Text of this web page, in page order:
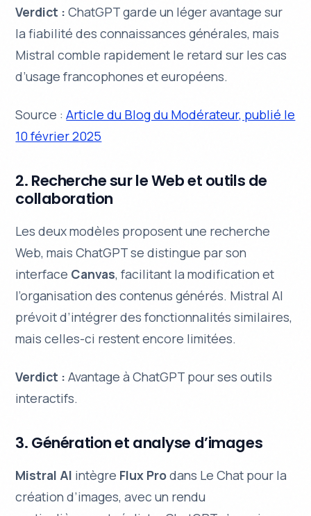
Verdict : ChatGPT garde un léger avantage sur
la fiabilité des connaissances générales, mais
Mistral comble rapidement le retard sur les cas
d’usage francophones et européens.
Source :Article du Blog du Modérateur, publié le
10 février 2025
2. Recherche sur le Web et outils de
collaboration
Les deux modèles proposent une recherche
Web, mais ChatGPT se distingue par son
interface Canvas, facilitant la modification et
l’organisation des contenus générés. Mistral AI
prévoit d’intégrer des fonctionnalités similaires,
mais celles-ci restent encore limitées.
Verdict : Avantage à ChatGPT pour ses outils
interactifs.
3. Génération et analyse d’images
Mistral AI intègre Flux Prodans Le Chat pour la
création d’images, avec un rendu